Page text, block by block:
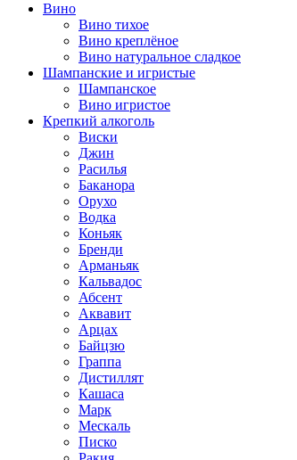
Вино
Вино тихое
Вино креплёное
Вино натуральное сладкое
Шампанские и игристые
Шампанское
Вино игристое
Крепкий алкоголь
Виски
Джин
Расилья
Баканора
Орухо
Водка
Коньяк
Бренди
Арманьяк
Кальвадос
Абсент
Аквавит
Арцах
Байцзю
Граппа
Дистиллят
Кашаса
Марк
Мескаль
Писко